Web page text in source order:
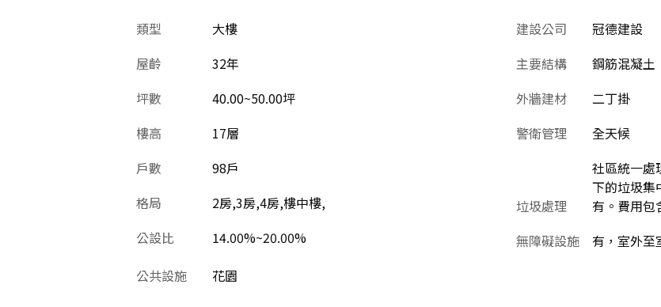
類型
大樓
屋齡
32年
坪數
40.00~50.00坪
樓高
17層
戶數
98戶
格局
2房,3房,4房,樓中樓,
公設比
14.00%~20.00%
建設公司
冠德建設
主要結構
鋼筋混凝土
外牆建材
二丁掛
警衛管理
全天候
垃圾處理
社區統一處
下的垃圾集
有。費用包
無障礙設施
有，室外至
公共設施
花園